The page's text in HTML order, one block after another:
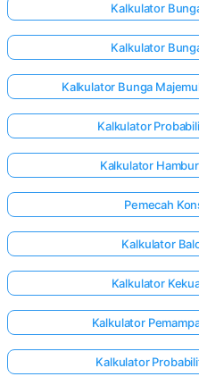
Kalkulator
Kalkulator
Kalkulator Bunga
Kalkulator
Kalkulator
Pemecah
Kalkulator
Kalkulator
Kalkulator
Kalkulator